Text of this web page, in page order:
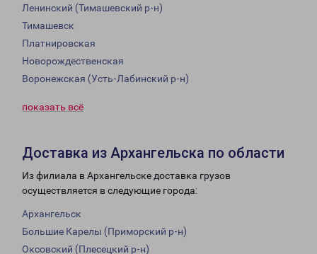
Ленинский (Тимашевский р-н)
Тимашевск
Платнировская
Новорождественская
Воронежская (Усть-Лабинский р-н)
показать всё
Доставка из Архангельска по области
Из филиала в Архангельске доставка грузов
осуществляется в следующие города:
Архангельск
Большие Карелы (Приморский р-н)
Оксовский (Плесецкий р-н)